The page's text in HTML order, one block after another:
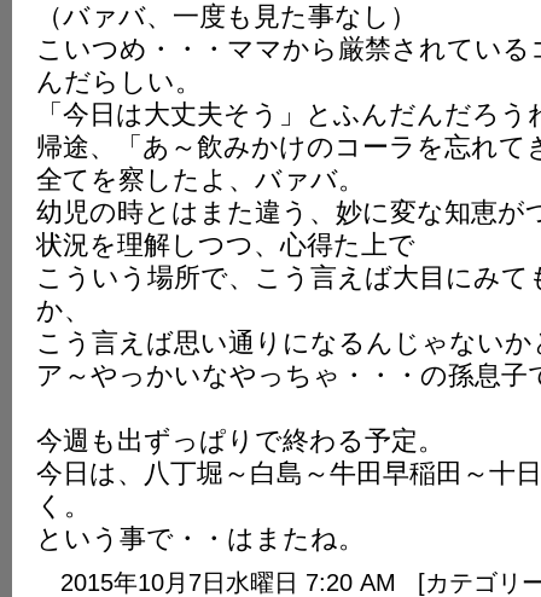
（バァバ、一度も見た事なし）
こいつめ・・・ママから厳禁されている
んだらしい。
「今日は大丈夫そう」とふんだんだろう
帰途、「あ～飲みかけのコーラを忘れて
全てを察したよ、バァバ。
幼児の時とはまた違う、妙に変な知恵が
状況を理解しつつ、心得た上で
こういう場所で、こう言えば大目にみ
か、
こう言えば思い通りになるんじゃないか
ア～やっかいなやっちゃ・・・の孫息
今週も出ずっぱりで終わる予定。
今日は、八丁堀～白島～牛田早稲田～十
く。
という事で・・はまたね。
2015年10月7日水曜日 7:20 AM [カテゴリ